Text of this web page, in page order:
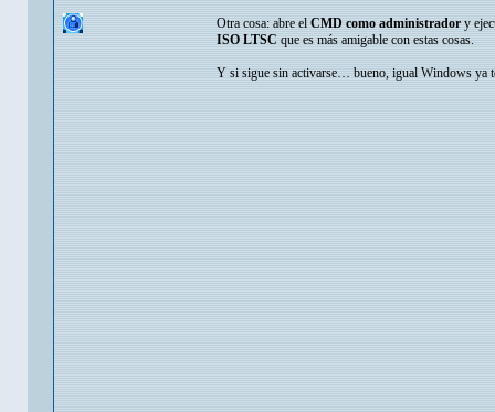
Otra cosa: abre elCMD como administradory
ISO LTSC que es más amigable con estas cosas.
Y si sigue sin activarse… bueno, igual Windows ya